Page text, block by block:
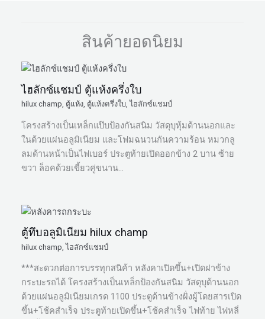
สินค้ายอดนิยม
ไฮลักซ์แชมป์ ตู้แห้งครึ่งใบ
hilux champ ตู้แห้ง ตู้แห้งครึ่งใบ ,ไฮลักซ์แชมป์
โครงสร้างเป็นเหล็กแป๊บป้องกันสนิม วัสดุบุหุ้มด้านนอกและ
ในด้วยแผ่นอลูมิเนียม และโฟมฉนวนกันความร้อน หมวกลู
ลมด้านหน้าเป็นไฟเบอร์ ประตูท้ายเปิดออกข้าง 2 บาน ซ้าย
ขวา ล็อคด้วยเขี้ยวคู่ขนาน…
ตู้ทึบอลูมิเนียม hilux champ
hilux champ ,ไฮลักซ์แชมป์
***สะดวกต่อการบรรทุกสนิค้า หลังคาเปิดขึ้น+เปิดฝาข้าง
กระบะรถได้ โครงสร้างเป็นเหล็กป้องกันสนิม วัสดุบุด้านนอก
ด้วยแผ่นอลูมิเนียมเกรด 1100 ประตูด้านข้างฝั่งผู้โดยสารเปิด
ขึ้น+โช้คสำเร็จ ประตูท้ายเปิดขึ้น+โช้คสำเร็จ ไฟท้าย ไฟหลี่